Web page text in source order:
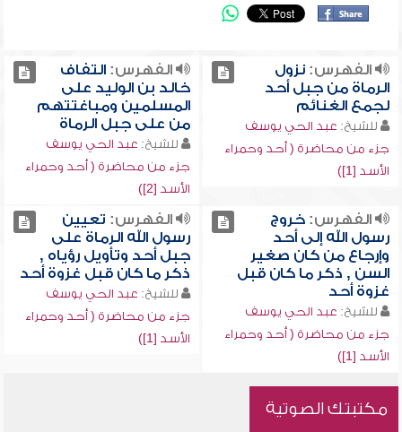
الفهرس:نزول
الرماة من جبل أحد
لجمع الغنائم
للشيخ: عبد الحي يوسف
جزء من محاضرة ( أحد وحمراء
الأسد [1])
الفهرس:التفاف
خالد بن الوليد على
المسلمين ومباغتتهم
من على جبل الرماة
للشيخ: عبد الحي يوسف
جزء من محاضرة ( أحد وحمراء
الأسد [2])
الفهرس:خروج
رسول الله إلى أحد
وإرجاع من كان صغير
السن , ذكر ما كان قبل
غزوة أحد
للشيخ: عبد الحي يوسف
جزء من محاضرة ( أحد وحمراء
الأسد [1])
الفهرس: تعيين
رسول الله الرماة على
جبل أحد وتأويل رؤياه ,
ذكر ما كان قبل غزوة أحد
للشيخ: عبد الحي يوسف
جزء من محاضرة ( أحد وحمراء
الأسد [1])
مكتبتك الصوتية